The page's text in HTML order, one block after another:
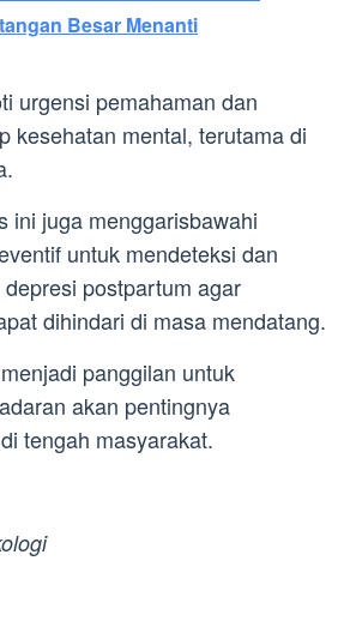
Besar Menanti
urgensi pemahaman dan
kesehatan mental, terutama di
ini juga menggarisbawahi
untuk mendeteksi dan
postpartum agar
dihindari di masa mendatang.
panggilan untuk
akan pentingnya
tengah masyarakat.